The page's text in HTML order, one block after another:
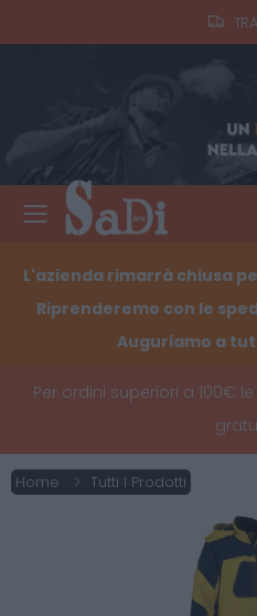
Toggle mobile
L'azienda rimarrà chiusa
Riprenderemo con le
Auguriamo a
Per ordini superiori a 100€
Home Tutti I Prodotti